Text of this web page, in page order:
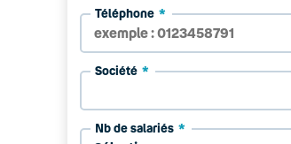
Téléphone
Société
Nb de salariés